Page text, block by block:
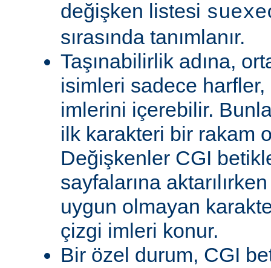
değişken listesi
sırasında tanımlanır.
Taşınabilirlik adına,
isimleri sadece
imlerini içerebilir.
ilk karakteri bir rakam
Değişkenler CGI
sayfalarına
uygun olmayan
çizgi imleri konur.
Bir özel durum, CGI